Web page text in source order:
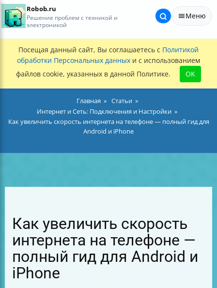
Robob.ru
Решение проблем с техникой и
электроникой
Меню
Посещая данный сайт, Вы соглашаетесь с Политикой
обработки Персональных данных и с использованием
файлов cookie, указанных в данной Политике.
OK
Главная
Статьи
Интернет и Сеть: Подключения и Настройки
Как увеличить скорость интернета на телефоне — полный гид для
Android и iPhone
Как увеличить скорость
интернета на телефоне —
полный гид для Android и
iPhone